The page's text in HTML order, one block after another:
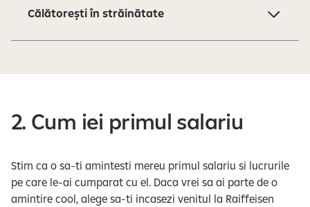
Călătorești în străinătate
2. Cum iei primul salariu
Stim ca o sa-ti amintesti mereu primul salariu si lucrurile
pe care le-ai cumparat cu el. Daca vrei sa ai parte de o
amintire cool, alege sa-ti incasezi venitul la Raiffeisen